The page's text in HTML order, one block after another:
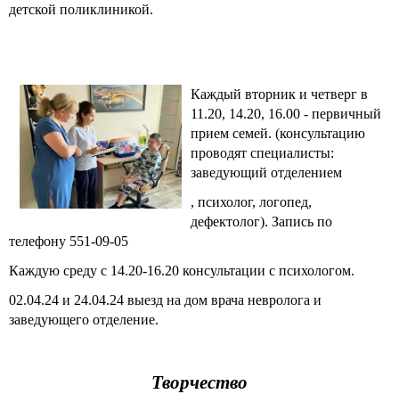
детской поликлиникой.
Каждый вторник и четверг в
11.20, 14.20, 16.00 - первичный
прием семей. (консультацию
проводят специалисты:
заведующий отделением
, психолог, логопед,
дефектолог). Запись по
телефону 551-09-05
Каждую среду с 14.20-16.20 консультации с психологом.
02.04.24 и 24.04.24 выезд на дом врача невролога и
заведующего отделение.
Творчество